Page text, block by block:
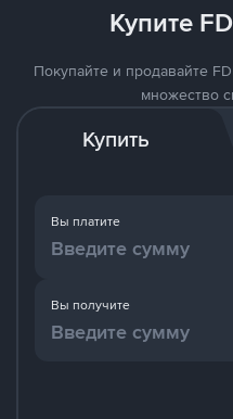
Купите
Покупайте и продавайте
множество
Купить
Вы платите
Вы получите